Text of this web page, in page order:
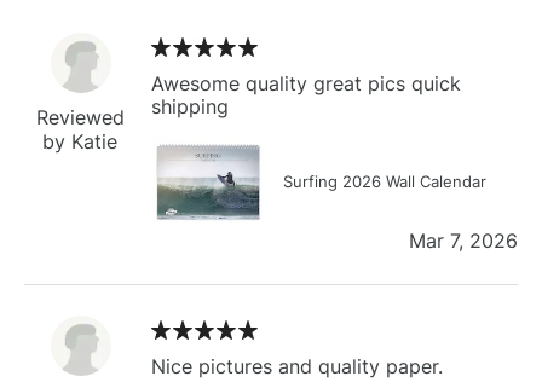
Reviewed
by Katie
Awesome quality great pics quick
shipping
Surfing 2026 Wall Calendar
Mar 7, 2026
Nice pictures and quality paper.